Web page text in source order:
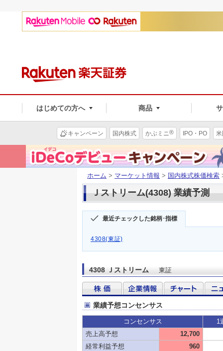
はじめての方へ 商品
キャンペーン 国内株式 かぶミニ® IPO・PO
ホーム > マーケット情報 > 国内株式株価検索
Ｊストリーム(4308) 業績予測
最近チェックした銘柄･指標
4308(東証)
4308 Ｊストリーム 東証